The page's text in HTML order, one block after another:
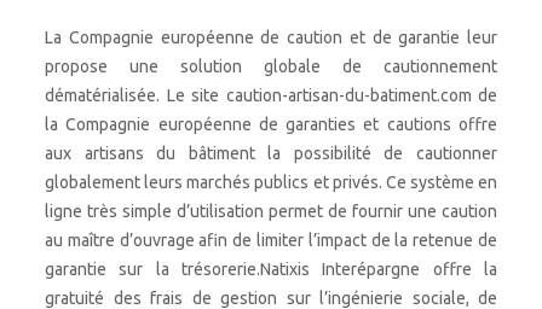
La Compagnie européenne de caution et de garantie leur
propose une solution globale de cautionnement
dématérialisée. Le site caution-artisan-du-batiment.com de
la Compagnie européenne de garanties et cautions offre
aux artisans du bâtiment la possibilité de cautionner
globalement leurs marchés publics et privés. Ce système en
ligne très simple d’utilisation permet de fournir une caution
au maître d’ouvrage afin de limiter l’impact de la retenue de
garantie sur la trésorerie.Natixis Interépargne offre la
gratuité des frais de gestion sur l’ingénierie sociale, de